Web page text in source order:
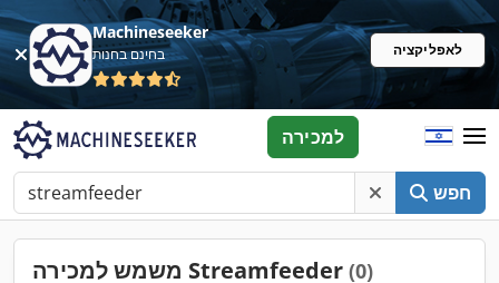
Machineseeker
בחינם בחנות לאפליקציה
חפש
למכירה
משמש למכירה Streamfeeder (0)